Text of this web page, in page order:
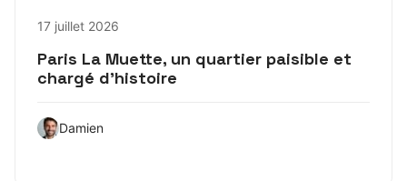
17 juillet 2026
Paris La Muette, un quartier paisible et
chargé d’histoire
Damien